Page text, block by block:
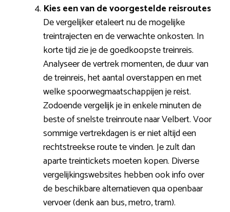
Kies een van de voorgestelde reisroutes
De vergelijker etaleert nu de mogelijke
treintrajecten en de verwachte onkosten. In
korte tijd zie je de goedkoopste treinreis.
Analyseer de vertrek momenten, de duur van
de treinreis, het aantal overstappen en met
welke spoorwegmaatschappijen je reist.
Zodoende vergelijk je in enkele minuten de
beste of snelste treinroute naar Velbert. Voor
sommige vertrekdagen is er niet altijd een
rechtstreekse route te vinden. Je zult dan
aparte treintickets moeten kopen. Diverse
vergelijkingswebsites hebben ook info over
de beschikbare alternatieven qua openbaar
vervoer (denk aan bus, metro, tram).